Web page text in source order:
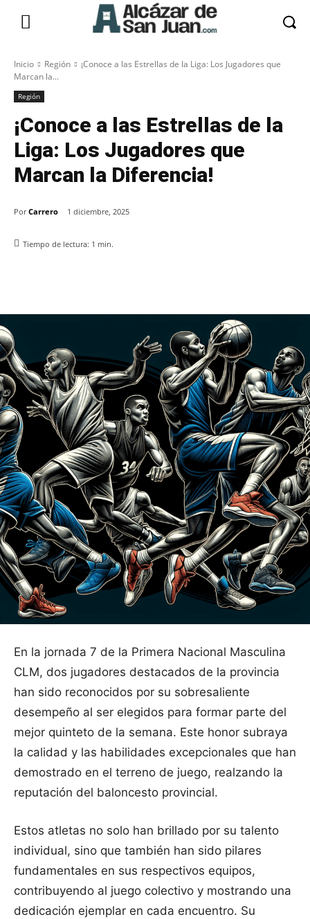
Inicio Región
¡Conoce a las Estrellas de la Liga: Los Jugadores que
Marcan la...
Región
¡Conoce a las Estrellas de la
Liga: Los Jugadores que
Marcan la Diferencia!
Por Carrero 1 diciembre, 2025
Tiempo de lectura: 1 min.
En la jornada 7 de la Primera Nacional Masculina
CLM, dos jugadores destacados de la provincia
han sido reconocidos por su sobresaliente
desempeño al ser elegidos para formar parte del
mejor quinteto de la semana. Este honor subraya
la calidad y las habilidades excepcionales que han
demostrado en el terreno de juego, realzando la
reputación del baloncesto provincial.
Estos atletas no solo han brillado por su talento
individual, sino que también han sido pilares
fundamentales en sus respectivos equipos,
contribuyendo al juego colectivo y mostrando una
dedicación ejemplar en cada encuentro. Su